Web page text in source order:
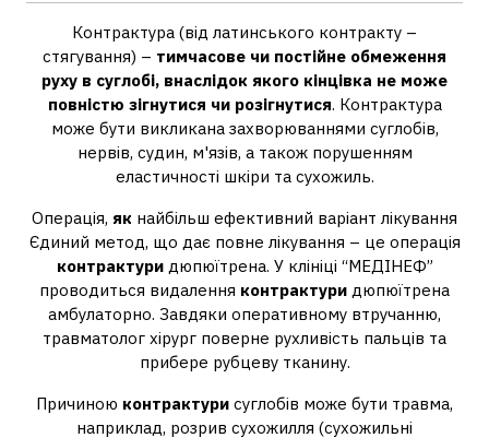
Контрактура (від латинського контракту –
стягування) – тимчасове чи постійне обмеження
руху в суглобі, внаслідок якого кінцівка не може
повністю зігнутися чи розігнутися. Контрактура
може бути викликана захворюваннями суглобів,
нервів, судин, м'язів, а також порушенням
еластичності шкіри та сухожиль.
Операція, як найбільш ефективний варіант лікування
Єдиний метод, що дає повне лікування – це операція
контрактуридюпюїтрена. У клініці “МЕДІНЕФ”
проводиться видалення контрактури дюпюїтрена
амбулаторно. Завдяки оперативному втручанню,
травматолог хірург поверне рухливість пальців та
прибере рубцеву тканину.
Причиною контрактури суглобів може бути травма,
наприклад, розрив сухожилля (сухожильні